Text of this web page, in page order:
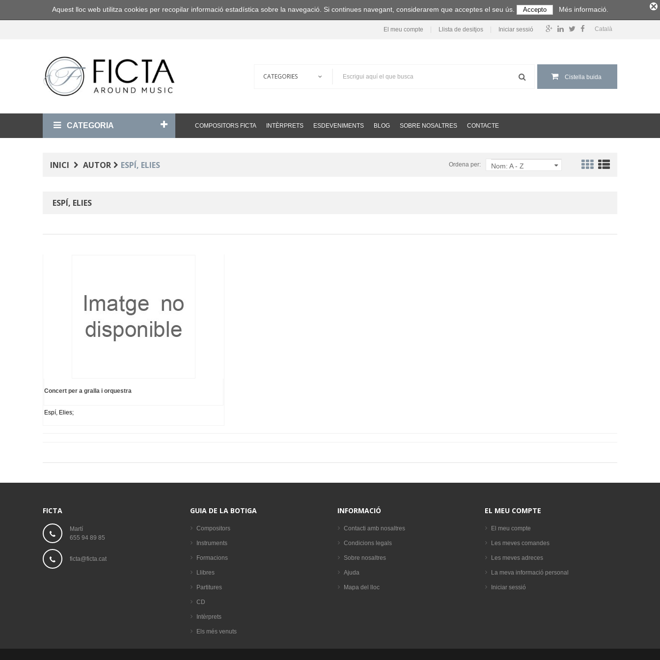
Català
El meu compte Llista de desitjos Iniciar sessió
Cistella buida
CATEGORIA COMPOSITORS FICTA INTÈRPRETS ESDEVENIMENTS BLOG SOBRE NOSALTRES CONTACTE
INICI AUTOR ESPÍ, ELIES Ordena per: Nom: A - Z
ESPÍ, ELIES
Concert per a gralla i orquestra
Espí, Elies;
FICTA
Martí
655 94 89 85
ficta@ficta.cat
GUIA DE LA BOTIGA
Compositors
Instruments
Formacions
Llibres
Partitures
CD
Intèrprets
Els més venuts
INFORMACIÓ
Contacti amb nosaltres
Condicions legals
Sobre nosaltres
Ajuda
Mapa del lloc
EL MEU COMPTE
El meu compte
Les meves comandes
Les meves adreces
La meva informació personal
Iniciar sessió
Aquest lloc web utilitza cookies per recopilar informació estadística sobre la navegació. Si continues navegant, considerarem que acceptes el seu ús. Accepto Més informació.